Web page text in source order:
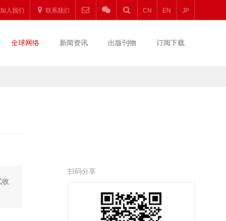
加入我们 联系我们 CN EN JP
全球网络 新闻资讯 出版刊物 订阅下载
收
扫码分享